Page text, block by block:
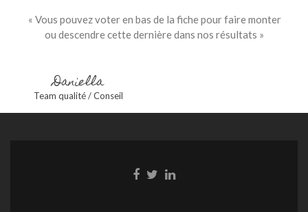
« Vous pouvez voter en bas de la fiche pour faire monter
ou descendre cette dernière dans nos résultats »
Daniella
Team qualité / Conseil